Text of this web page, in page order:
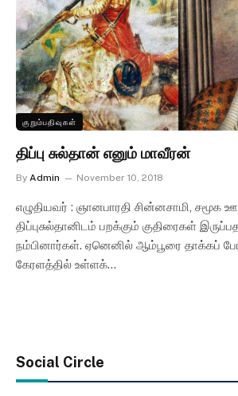
குறும்பதிவுகள்
திப்பு சுல்தான் எனும் மாவீரன்
By Admin November 10, 2018
எழுதியவர் : ஞானபாரதி சின்னசாமி, சமூக
திப்புசுல்தானிடம் பறக்கும் குதிரைகள்
நம்பினார்கள். ஏனெனில் ஆம்பூரை தாக்கப்
கேரளத்தில் உள்ளக்…
Social Circle